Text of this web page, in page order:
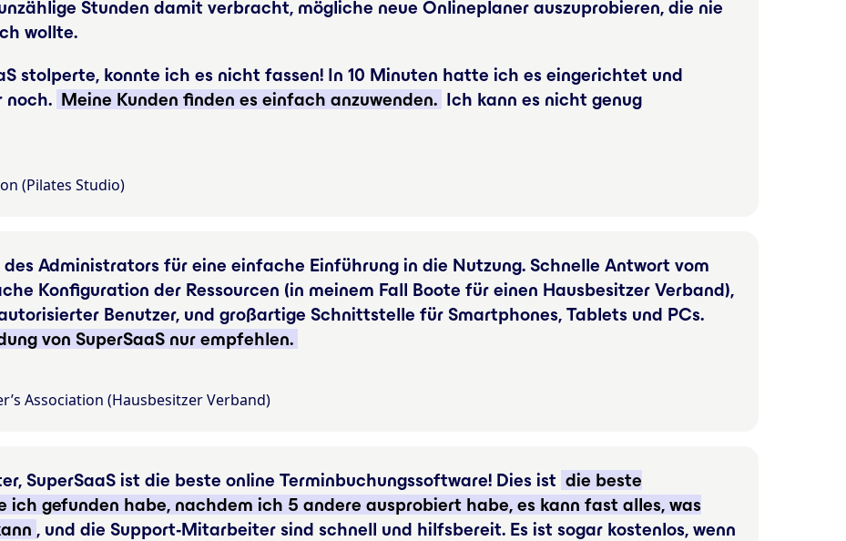
Stunden damit verbracht, mögliche neue Onlineplaner auszuprobieren, die nie
wollte.
stolperte, konnte ich es nicht fassen! In 10 Minuten hatte ich es eingerichtet und
noch. Meine Kunden finden es einfach anzuwenden. Ich kann es nicht genug
(Pilates Studio)
Administrators für eine einfache Einführung in die Nutzung. Schnelle Antwort vom
Konfiguration der Ressourcen (in meinem Fall Boote für einen Hausbesitzer Verband),
Benutzer, und großartige Schnittstelle für Smartphones, Tablets und PCs.
von SuperSaaS nur empfehlen.
Association (Hausbesitzer Verband)
SuperSaaS ist die beste online Terminbuchungssoftware! Dies ist die beste
ich gefunden habe, nachdem ich 5 andere ausprobiert habe, es kann fast alles, was
, und die Support-Mitarbeiter sind schnell und hilfsbereit. Es ist sogar kostenlos, wenn